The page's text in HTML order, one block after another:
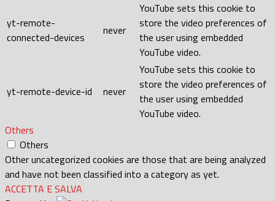
yt-remote-
connected-devices
never
YouTube sets this cookie to
store the video preferences of
the user using embedded
YouTube video.
yt-remote-device-id never
YouTube sets this cookie to
store the video preferences of
the user using embedded
YouTube video.
Others
Others
Other uncategorized cookies are those that are being analyzed
and have not been classified into a category as yet.
ACCETTA E SALVA